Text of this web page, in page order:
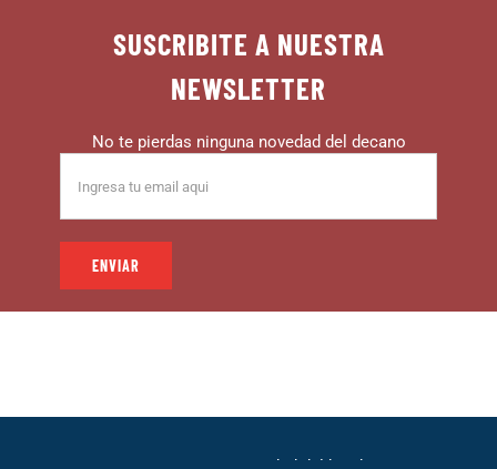
SUSCRIBITE A NUESTRA
NEWSLETTER
No te pierdas ninguna novedad del decano